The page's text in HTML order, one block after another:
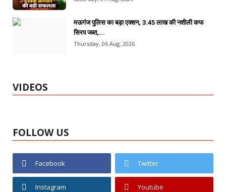
मऊगंज पुलिस का बड़ा एक्शन, 3.45 लाख की नशीली कफ
सिरप जब्त,...
Thursday, 06 Aug, 2026
VIDEOS
FOLLOW US
Facebook Twitter
Instagram Youtube